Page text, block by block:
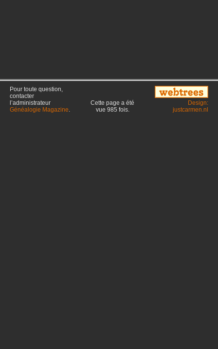
Pour toute question,
contacter
l’administrateur
Généalogie Magazine.
Cette page a été
vue 985 fois.
Design:
justcarmen.nl